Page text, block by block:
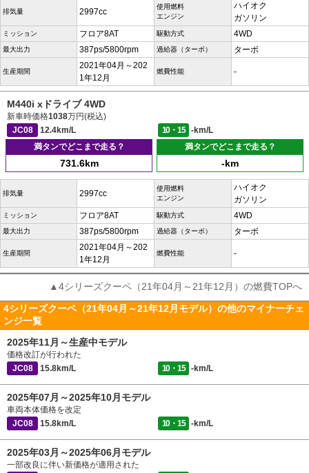
排気量 2997cc
使用燃料
エンジン
ハイオク
ガソリン
ミッション フロア8AT 駆動方式 4WD
最大出力 387ps/5800rpm 過給器（ターボ） ターボ
生産期間
2021年04月～202
1年12月
燃費性能 -
M440i xドライブ 4WD
新車時価格1038万円(税込)
JC08
12.4km/L 10・15
-km/L
満タンでどこまで走る？
731.6km
満タンでどこまで走る？
-km
排気量 2997cc
使用燃料
エンジン
ハイオク
ガソリン
ミッション フロア8AT 駆動方式 4WD
最大出力 387ps/5800rpm 過給器（ターボ） ターボ
生産期間
2021年04月～202
1年12月
燃費性能 -
▲4シリーズクーペ（21年04月～21年12月）の燃費TOPへ
4シリーズクーペ（21年04月～21年12月モデル）の他のマイナーチェ
ンジ一覧
2025年11月～生産中モデル
価格改訂が行われた
JC08
15.8km/L 10・15 -km/L
2025年07月～2025年10月モデル
車両本体価格を改定
JC08
15.8km/L 10・15 -km/L
2025年03月～2025年06月モデル
一部改良に伴い新価格が適用された